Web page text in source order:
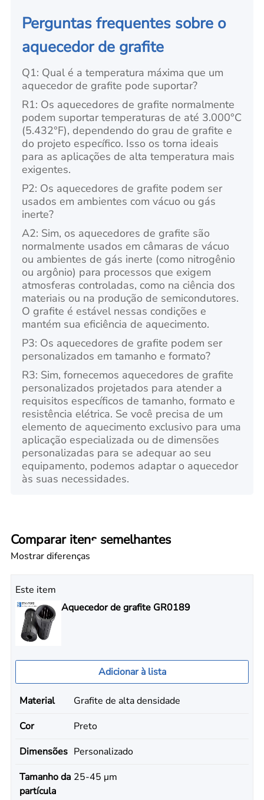
Perguntas frequentes sobre o
aquecedor de grafite
Q1: Qual é a temperatura máxima que um
aquecedor de grafite pode suportar?
R1: Os aquecedores de grafite normalmente
podem suportar temperaturas de até 3.000°C
(5.432°F), dependendo do grau de grafite e
do projeto específico. Isso os torna ideais
para as aplicações de alta temperatura mais
exigentes.
P2: Os aquecedores de grafite podem ser
usados em ambientes com vácuo ou gás
inerte?
A2: Sim, os aquecedores de grafite são
normalmente usados em câmaras de vácuo
ou ambientes de gás inerte (como nitrogênio
ou argônio) para processos que exigem
atmosferas controladas, como na ciência dos
materiais ou na produção de semicondutores.
O grafite é estável nessas condições e
mantém sua eficiência de aquecimento.
P3: Os aquecedores de grafite podem ser
personalizados em tamanho e formato?
R3: Sim, fornecemos aquecedores de grafite
personalizados projetados para atender a
requisitos específicos de tamanho, formato e
resistência elétrica. Se você precisa de um
elemento de aquecimento exclusivo para uma
aplicação especializada ou de dimensões
personalizadas para se adequar ao seu
equipamento, podemos adaptar o aquecedor
às suas necessidades.
Comparar itens semelhantes
Mostrar diferenças
Este item
Aquecedor de grafite GR0189
Adicionar à lista
Material
Grafite de alta densidade
Cor
Preto
Dimensões Personalizado
Tamanho da
partícula
25-45 μm